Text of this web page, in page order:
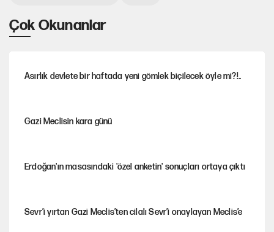
Çok Okunanlar
Asırlık devlete bir haftada yeni gömlek biçilecek öyle mi?!..
Gazi Meclisin kara günü
Erdoğan'ın masasındaki 'özel anketin' sonuçları ortaya çıktı
Sevr’i yırtan Gazi Meclis’ten cilalı Sevr’i onaylayan Meclis’e